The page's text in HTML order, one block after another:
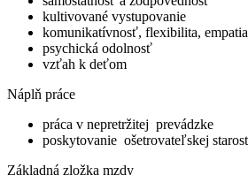
kultivované vystupovanie
komunikatívnosť, flexibilita, empatia
psychická odolnosť
vzťah k deťom
Náplň práce
práca v nepretržitej prevádzke
poskytovanie ošetrovateľskej
Základná zložka mzdy